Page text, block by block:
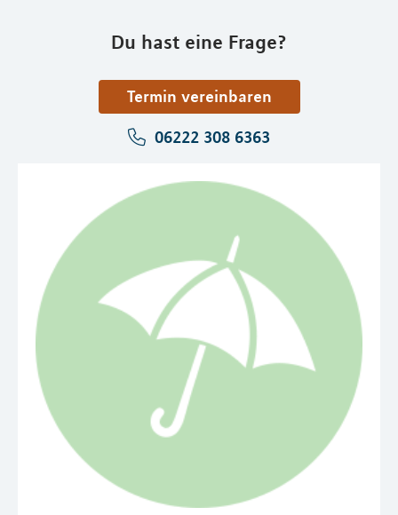
Du hast eine Frage?
Termin vereinbaren
06222 308 6363